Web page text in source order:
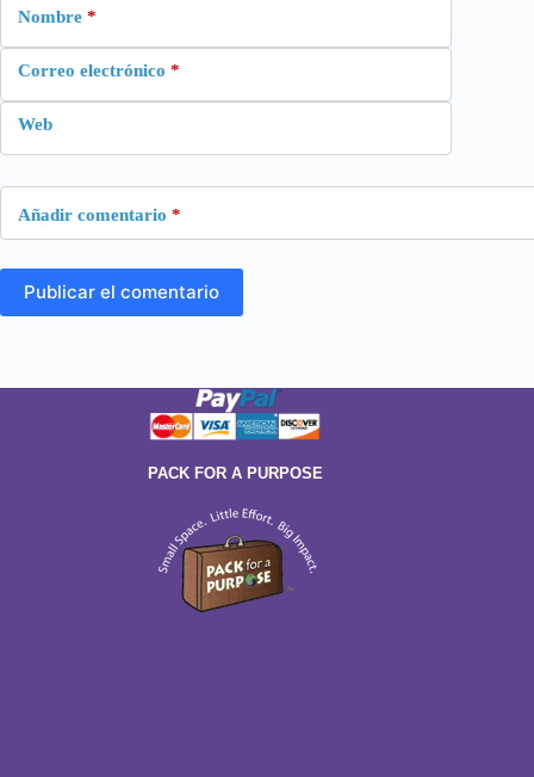
Nombre *
Correo electrónico *
Web
Añadir comentario *
Publicar el comentario
PACK FOR A PURPOSE